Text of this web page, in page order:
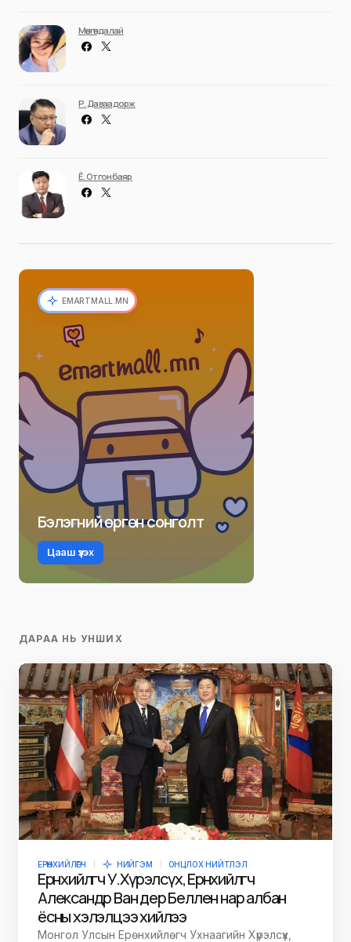
Мөнгөндалай
Р. Даваадорж
Ё. Отгонбаяр
EMARTMALL.MN
Бэлэгний өргөн сонголт
Цааш үзэх
ДАРАА НЬ УНШИХ
ЕРӨНХИЙЛӨГЧ НИЙГЭМ ОНЦЛОХ НИЙТЛЭЛ
Ерөнхийлөгч У.Хүрэлсүх, Ерөнхийлөгч
Александр Ван дер Беллен нар албан
ёсны хэлэлцээ хийлээ
Монгол Улсын Ерөнхийлөгч Ухнаагийн Хүрэлсүх,